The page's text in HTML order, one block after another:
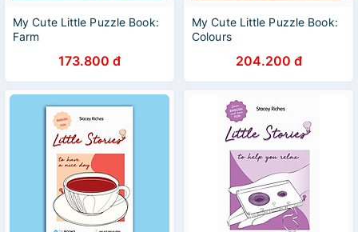
My Cute Little Puzzle Book:
Farm
173.800 đ
My Cute Little Puzzle Book:
Colours
204.200 đ